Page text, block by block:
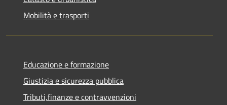
Mobilità e trasporti
Educazione e formazione
Giustizia e sicurezza pubblica
Tributi,finanze e contravvenzioni